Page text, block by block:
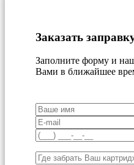
Заказать
Заполните форму и
Вами в ближайшее